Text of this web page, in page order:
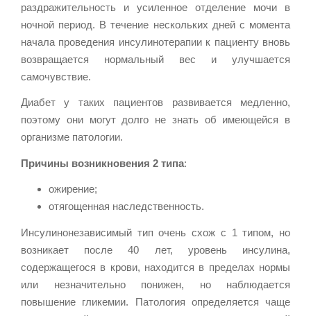
раздражительность и усиленное отделение мочи в
ночной период. В течение нескольких дней с момента
начала проведения инсулинотерапии к пациенту вновь
возвращается нормальный вес и улучшается
самочувствие.
Диабет у таких пациентов развивается медленно,
поэтому они могут долго не знать об имеющейся в
организме патологии.
Причины возникновения 2 типа:
ожирение;
отягощенная наследственность.
Инсулинонезависимый тип очень схож с 1 типом, но
возникает после 40 лет, уровень инсулина,
содержащегося в крови, находится в пределах нормы
или незначительно понижен, но наблюдается
повышение гликемии. Патология определяется чаще